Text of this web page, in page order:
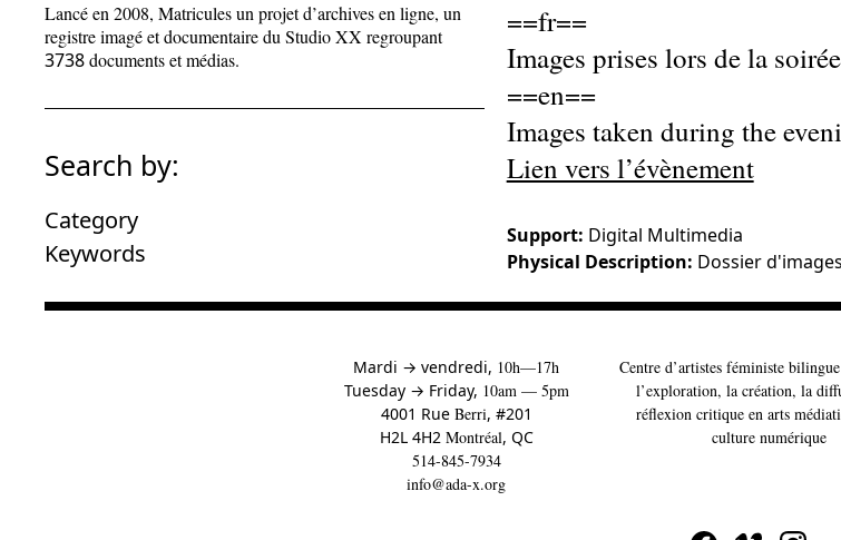
Lancé en 2008, Matricules un projet d’archives en ligne, un
registre imagé et documentaire du Studio XX regroupant
3738documents et médias.
Search by:
Category
Keywords
==fr==
Images prises lors de la
==en==
Images taken during the
Lien vers l’évènement
Support: Digital Multimedia
Physical Description: Dossier
Mardi → àvendredi, 10h—17h
Tuesday →toFriday, 10am — 5pm
4001 RueBerri, #201
H2L 4H2Montréal, QC
514-845-7934
info@ada-x.org
Centre d’artistes féministe bilingue
l’exploration, la création, la
réflexion critique en arts
culture numérique